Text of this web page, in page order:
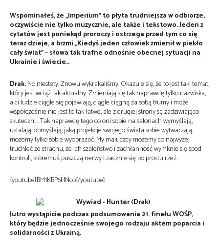
Wspominałeś, że „Imperium” to płyta trudniejsza w odbiorze,
oczywiście nie tylko muzycznie, ale także i tekstowo. Jeden z
cytatów jest poniekąd proroczy i ostrzega przed tym co się
teraz dzieje, a brzmi „Kiedyś jeden człowiek zmienił w piekło
cały świat” – słowa tak trafne odnośnie obecnej sytuacji na
Ukrainie i świecie…
Drak:No niestety. Znowu wykrakaliśmy. Okazuje się, że to jest taki temat,
który jest wciąż tak aktualny. Zmieniają się tak naprawdę tylko nazwiska,
a ci ludzie ciągle się pojawiają, ciągle ciągną za sobą tłumy i może
współcześnie nie jest to tak łatwe, ale z drugiej strony są zadziwiająco
skuteczni… Tak naprawdę tego co oni sobie na salonach wymyślają,
ustalają, obmyślają, jaką projekcje swojego świata sobie wytwarzają,
możemy tylko sobie wyobrażać. My maluczcy możemy co najwyżej
truchleć ze strachu, że ich szaleństwo i zachłanność wymknie się spod
kontroli, któremuś puszczą nerwy i zacznie się po prostu rzeź…
{youtube}BM1KBP6HNco{/youtube}
Jutro wystąpicie podczas podsumowania 21. finału WOŚP,
który będzie jednocześnie swojego rodzaju aktem poparcia i
solidarności z Ukrainą.